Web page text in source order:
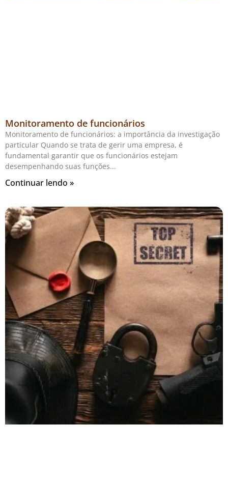
Monitoramento de funcionários
Monitoramento de funcionários: a importância da investigação
particular Quando se trata de gerir uma empresa, é
fundamental garantir que os funcionários estejam
desempenhando suas funções
Continuar lendo »